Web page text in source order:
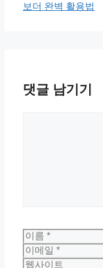
보더 완벽 활용법
댓글 남기기
이
름